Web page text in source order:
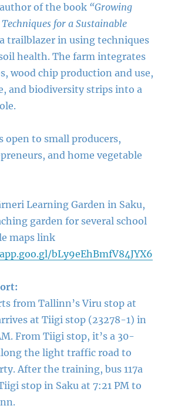
of the book “Growing
for a Sustainable
trailblazer in using techniques
health. The farm integrates
wood chip production and use,
and biodiversity strips into a
open to small producers,
and home vegetable
Learning Garden in Saku,
garden for several school
maps link
bLy9eEhBmfV84JYX6
from Tallinn’s Viru stop at
at Tiigi stop (23278-1) in
From Tiigi stop, it’s a 30-
the light traffic road to
After the training, bus 117a
stop in Saku at 7:21 PM to